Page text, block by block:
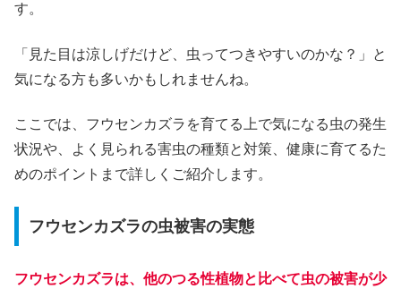
す。
「見た目は涼しげだけど、虫ってつきやすいのかな？」と
気になる方も多いかもしれませんね。
ここでは、フウセンカズラを育てる上で気になる虫の発生
状況や、よく見られる害虫の種類と対策、健康に育てるた
めのポイントまで詳しくご紹介します。
フウセンカズラの虫被害の実態
フウセンカズラは、他のつる性植物と比べて虫の被害が少